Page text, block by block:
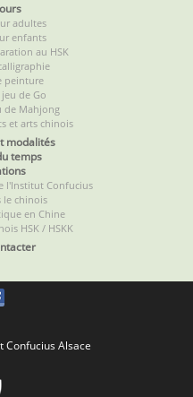
adultes
enfants
au HSK
peinture
de Go
de Mahjong
et arts chinois
modalités
temps
l'Institut Confucius
le chinois
en Chine
HSK / HSKK
Alsace